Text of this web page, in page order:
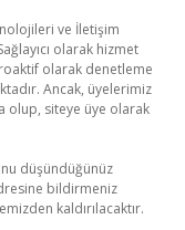
ve İletişim
olarak hizmet
olarak denetleme
Ancak, üyelerimiz
olup, siteye üye olarak
düşündüğünüz
bildirmeniz
kaldırılacaktır.